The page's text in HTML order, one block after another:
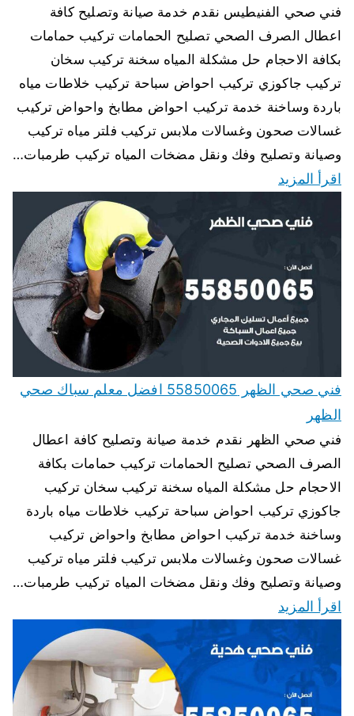
فني صحي الفنيطيس نقدم خدمة صيانة وتصليح كافة
اعطال الصرف الصحي تصليح الحمامات تركيب حمامات
بكافة الاحجام حل مشكلة المياه سخنة تركيب سخان
تركيب جاكوزي تركيب احواض سباحة تركيب خلاطات مياه
باردة وساخنة خدمة تركيب احواض مطابخ واحواض تركيب
غسالات صحون وغسالات ملابس تركيب فلتر مياه تركيب
وصيانة وتصليح وفك ونقل مضخات المياه تركيب طرمبات…
اقرأ المزيد
فني صحي الظهر 55850065 افضل معلم سباك صحي
الظهر
فني صحي الظهر نقدم خدمة صيانة وتصليح كافة اعطال
الصرف الصحي تصليح الحمامات تركيب حمامات بكافة
الاحجام حل مشكلة المياه سخنة تركيب سخان تركيب
جاكوزي تركيب احواض سباحة تركيب خلاطات مياه باردة
وساخنة خدمة تركيب احواض مطابخ واحواض تركيب
غسالات صحون وغسالات ملابس تركيب فلتر مياه تركيب
وصيانة وتصليح وفك ونقل مضخات المياه تركيب طرمبات…
اقرأ المزيد